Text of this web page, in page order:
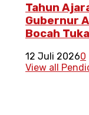
Tahun
Gubernur
Bocah
12 Juli 20260
View all